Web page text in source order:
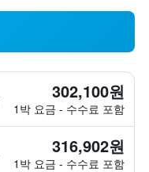
302,100원
1박 요금 - 수수료 포함
316,902원
1박 요금 - 수수료 포함